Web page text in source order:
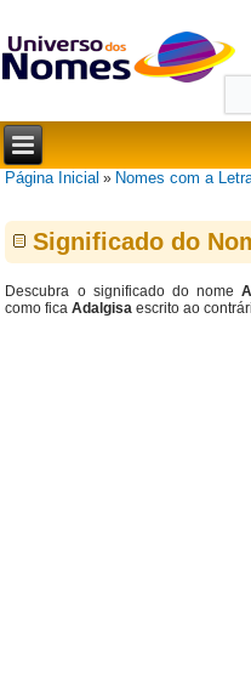
Página Inicial » Nomes com a
Significado do
Descubra o significado do nome
como ficaAdalgisa escrito ao